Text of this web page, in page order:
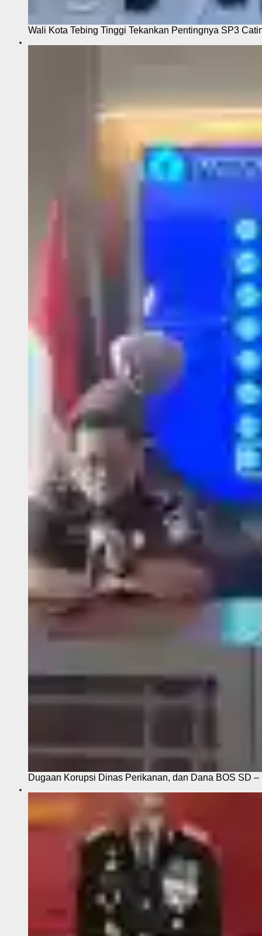
Wali Kota Tebing Tinggi Tekankan Pentingnya SP3
Dugaan Korupsi Dinas Perikanan, dan Dana BOS SD